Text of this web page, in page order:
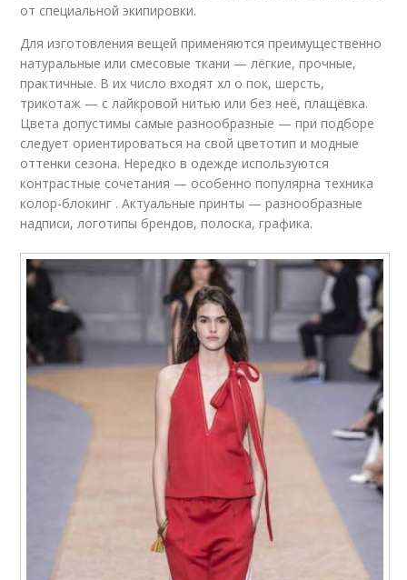
от специальной экипировки.
Для изготовления вещей применяются преимущественно
натуральные или смесовые ткани — лёгкие, прочные,
практичные. В их число входят хл о пок, шерсть,
трикотаж — с лайкровой нитью или без неё, плащёвка.
Цвета допустимы самые разнообразные — при подборе
следует ориентироваться на свой цветотип и модные
оттенки сезона. Нередко в одежде используются
контрастные сочетания — особенно популярна техника
колор-блокинг . Актуальные принты — разнообразные
надписи, логотипы брендов, полоска, графика.